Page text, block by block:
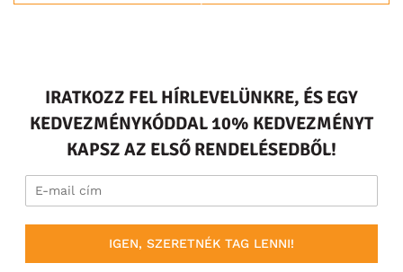
IRATKOZZ FEL HÍRLEVELÜNKRE, ÉS EGY
KEDVEZMÉNYKÓDDAL 10% KEDVEZMÉNYT
KAPSZ AZ ELSŐ RENDELÉSEDBŐL!
IGEN, SZERETNÉK TAG LENNI!